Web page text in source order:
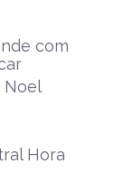
com
Noel
Hora